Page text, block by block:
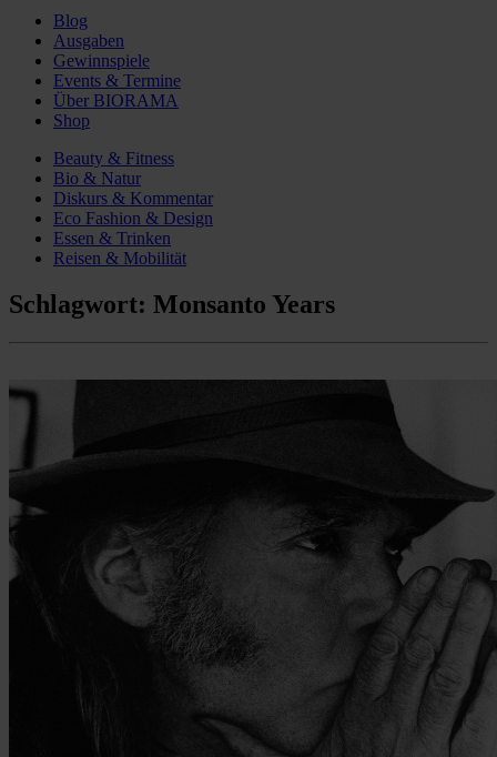
Blog
Ausgaben
Gewinnspiele
Events & Termine
Über BIORAMA
Shop
Beauty & Fitness
Bio & Natur
Diskurs & Kommentar
Eco Fashion & Design
Essen & Trinken
Reisen & Mobilität
Schlagwort: Monsanto Years